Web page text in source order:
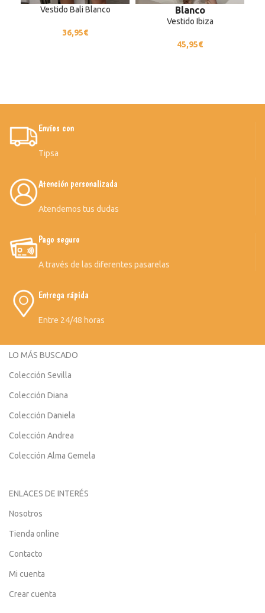
Vestido Bali Blanco
36,95€
Blanco
Vestido Ibiza
45,95€
Envíos con
Tipsa
Atención personalizada
Atendemos tus dudas
Pago seguro
A través de las diferentes pasarelas
Entrega rápida
Entre 24/48 horas
LO MÁS BUSCADO
Colección Sevilla
Colección Diana
Colección Daniela
Colección Andrea
Colección Alma Gemela
ENLACES DE INTERÉS
Nosotros
Tienda online
Contacto
Mi cuenta
Crear cuenta